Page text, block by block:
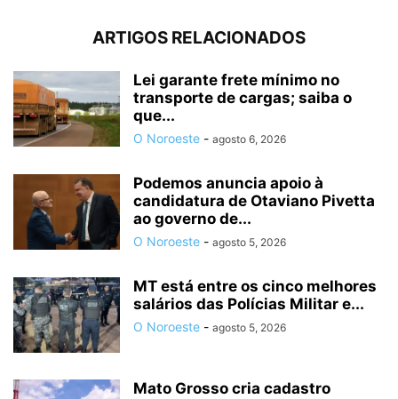
ARTIGOS RELACIONADOS
Lei garante frete mínimo no
transporte de cargas; saiba o
que...
O Noroeste - agosto 6, 2026
Podemos anuncia apoio à
candidatura de Otaviano Pivetta
ao governo de...
O Noroeste - agosto 5, 2026
MT está entre os cinco melhores
salários das Polícias Militar e...
O Noroeste - agosto 5, 2026
Mato Grosso cria cadastro